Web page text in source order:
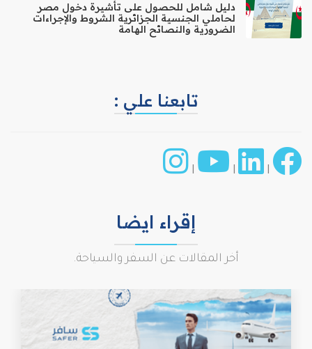
دليل شامل للحصول على تأشيرة دخول مصر
لحاملي الجنسية الجزائرية الشروط والإجراءات
الضرورية والنصائح الهامة
تابعنا علي :
|
|
|
إقراء ايضا
أخر المقالات عن السفر والسياحة.